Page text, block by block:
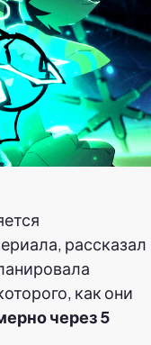
рассказал
как они
через 5